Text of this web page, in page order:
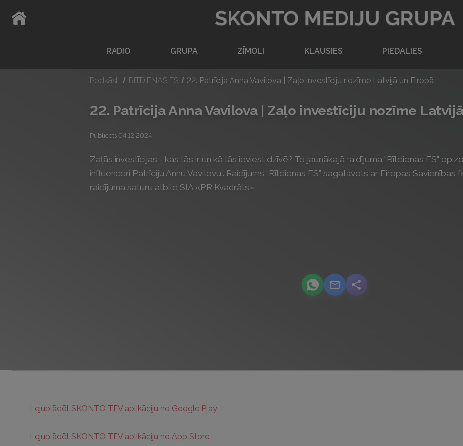
RADIO GRUPA ZĪMOLI KLAUSIES PIEDALIES
Podkāsti RĪTDIENAS ES 22. Patrīcija Anna Vavilova | Zaļo investīciju nozīme Latvijā un Eiropā
22. Patrīcija Anna Vavilova | Zaļo investīciju nozīme
Publicēts 04.12.2024
Zaļās investīcijas - kas tās ir un kā tās ieviest dzīvē? To jaunākajā raidījuma "Rītdienas ES"
influenceri Patrīciju Annu Vavilovu.. Raidījums “Rītdienas ES” sagatavots ar Eiropas Savienības
raidījuma saturu atbild SIA «PR Kvadrāts».
podcast.share-title WhatsApp
podcast.share-title Email
podcast.share-title
Lejuplādēt SKONTO TEV aplikāciju no Google Play
Lejuplādēt SKONTO TEV aplikāciju no App Store